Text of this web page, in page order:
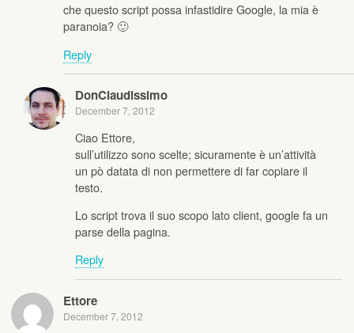
che questo script possa infastidire Google, la mia è
paranoia? 🙂
Reply
DonClaudissimo
December 7, 2012
Ciao Ettore,
sull’utilizzo sono scelte; sicuramente è un’attività
un pò datata di non permettere di far copiare il
testo.
Lo script trova il suo scopo lato client, google fa un
parse della pagina.
Reply
Ettore
December 7, 2012